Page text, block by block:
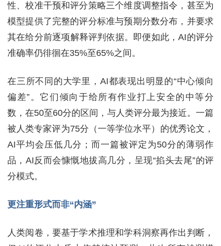
性、校准干预和评分策略三个维度调整指令，甚至为
模型提供了完整的评分标准与预期分数分布，并要求
其在给分前逐项解释评判依据。即便如此，AI的评分
准确率仍徘徊在35%至65%之间。
在三所不同的大学里，AI都表现出明显的“中心倾向
偏差”。它们倾向于给所有作业打上安全的中等分
数，在50至60分的区间，与人类评分最为接近。一篇
被人类专家评为75分（一等学位水平）的优秀论文，
AI平均会压低几分；而一篇被评定为50分的薄弱作
品，AI反而会慷慨地拔高几分，呈现“掐头去尾”的评
分模式。
更注重形式而非“内涵”
人类阅卷，要基于学术推理和学科洞察再作出判断，